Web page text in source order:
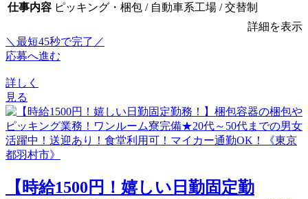
仕事内容 ピッキング・梱包 / 自動車系工場 / 交替制
詳細を表示
＼最短45秒で完了／
応募へ進む
詳しく
見る
【時給1500円！嬉しい日勤固定勤